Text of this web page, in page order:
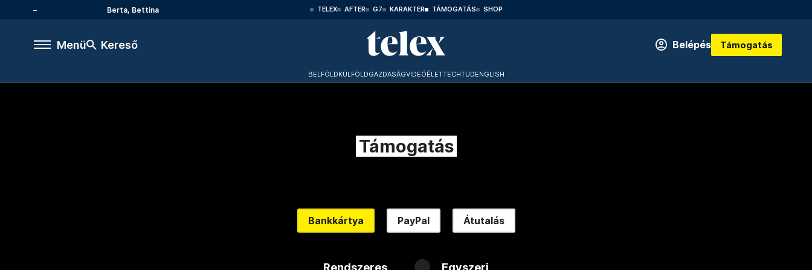
Berta, Bettina TELEX AFTER G7 KARAKTER TÁMOGATÁS SHOP
Menü Kereső Belépés Támogatás
BELFÖLDKÜLFÖLDGAZDASÁGVIDEÓÉLETTECHTUDENGLISH
Támogatás
Bankkártya PayPal Átutalás
Rendszeres Egyszeri